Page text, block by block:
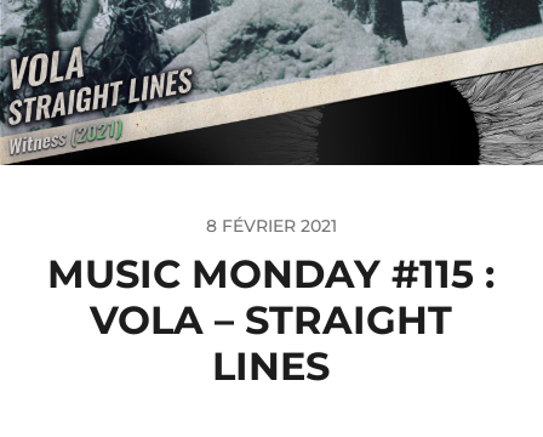
8 FÉVRIER 2021
MUSIC MONDAY #115 :
VOLA – STRAIGHT
LINES